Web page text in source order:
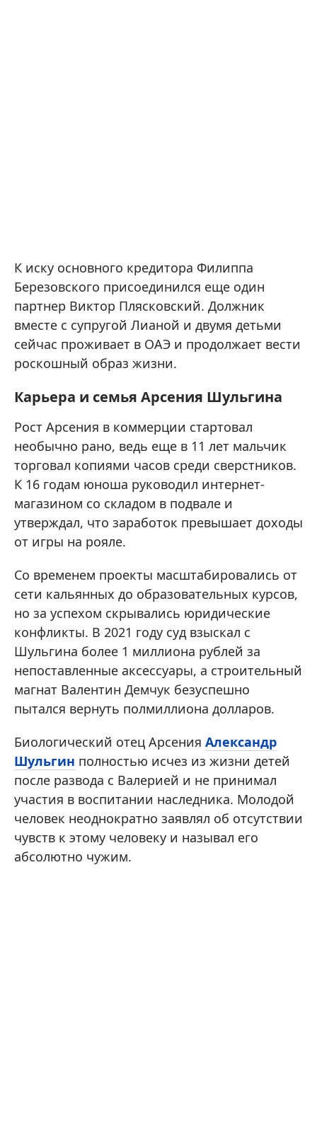
К иску основного кредитора Филиппа
Березовского присоединился еще один
партнер Виктор Плясковский. Должник
вместе с супругой Лианой и двумя детьми
сейчас проживает в ОАЭ и продолжает вести
роскошный образ жизни.
Карьера и семья Арсения Шульгина
Рост Арсения в коммерции стартовал
необычно рано, ведь еще в 11 лет мальчик
торговал копиями часов среди сверстников.
К 16 годам юноша руководил интернет-
магазином со складом в подвале и
утверждал, что заработок превышает доходы
от игры на рояле.
Со временем проекты масштабировались от
сети кальянных до образовательных курсов,
но за успехом скрывались юридические
конфликты. В 2021 году суд взыскал с
Шульгина более 1 миллиона рублей за
непоставленные аксессуары, а строительный
магнат Валентин Демчук безуспешно
пытался вернуть полмиллиона долларов.
Биологический отец Арсения Александр
Шульгин полностью исчез из жизни детей
после развода с Валерией и не принимал
участия в воспитании наследника. Молодой
человек неоднократно заявлял об отсутствии
чувств к этому человеку и называл его
абсолютно чужим.